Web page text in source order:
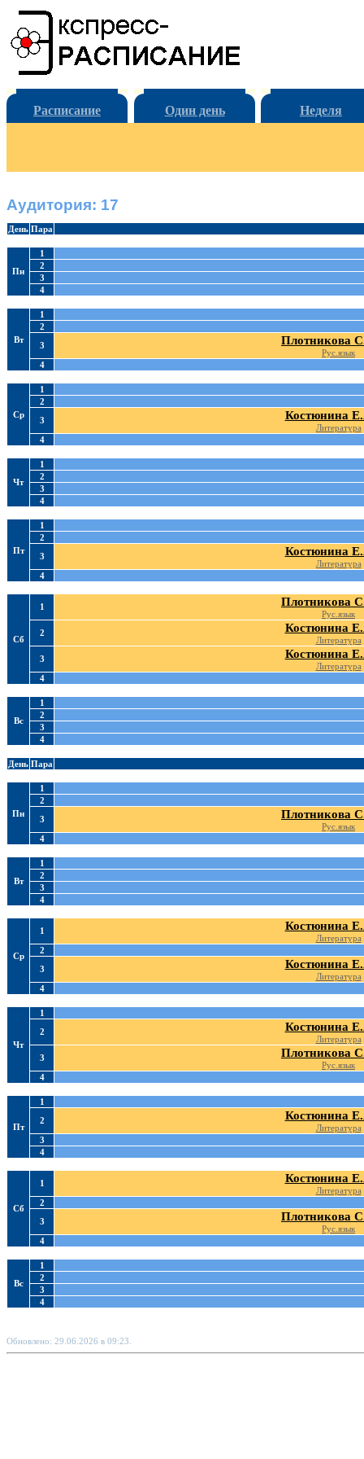
Расписание Один день Неделя
Аудитория: 17
День Пара
Пн
1
2
3
4
Вт
1
2
3
Плотникова
Рус.язык
4
Ср
1
2
3
Костюнина
Литература
4
Чт
1
2
3
4
Пт
1
2
3
Костюнина
Литература
4
Сб
1 Плотникова
Рус.язык
2
Костюнина
Литература
3
Костюнина
Литература
4
Вс
1
2
3
4
День Пара
Пн
1
2
3
Плотникова
Рус.язык
4
Вт
1
2
3
4
Ср
1 Костюнина
Литература
2
3
Костюнина
Литература
4
Чт
1
2
Костюнина
Литература
3
Плотникова
Рус.язык
4
Пт
1
2
Костюнина
Литература
3
4
Сб
1 Костюнина
Литература
2
3
Плотникова
Рус.язык
4
Вс
1
2
3
4
Обновлено: 29.06.2026 в 09:23.